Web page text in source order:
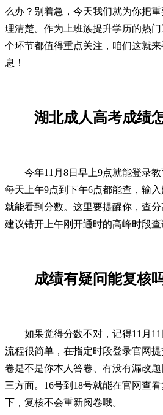
么办？别着急，今天我们就为你把
理清楚。作为上班族提升学历的热
个环节都值得重点关注，咱们这就
息！
湖北成人高考成绩
今年11月8日早上9点就能登录
每天上午9点到下午6点都能查，输
就能看到分数。这里要提醒你，查分
建议错开上午刚开通时的高峰时段查
成绩有疑问能复核
如果觉得分数不对，记得11月11
流程很简单，在指定时段登录官网
卷是不是你本人答卷、有没有漏改
三方面。16号到18号就能在官网查
下，复核不会重新阅卷哦。